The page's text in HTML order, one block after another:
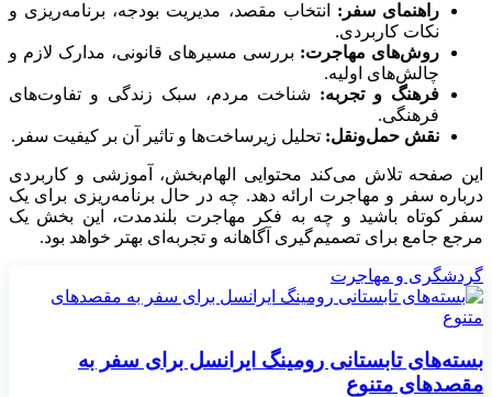
راهنمای سفر: انتخاب مقصد، مدیریت بودجه، برنامه‌ریزی و
نکات کاربردی.
روش‌های مهاجرت: بررسی مسیرهای قانونی، مدارک لازم و
چالش‌های اولیه.
فرهنگ و تجربه: شناخت مردم، سبک زندگی و تفاوت‌های
فرهنگی.
نقش حمل‌ونقل: تحلیل زیرساخت‌ها و تاثیر آن بر کیفیت سفر.
این صفحه تلاش می‌کند محتوایی الهام‌بخش، آموزشی و کاربردی
درباره سفر و مهاجرت ارائه دهد. چه در حال برنامه‌ریزی برای یک
سفر کوتاه باشید و چه به فکر مهاجرت بلندمدت، این بخش یک
مرجع جامع برای تصمیم‌گیری آگاهانه و تجربه‌ای بهتر خواهد بود.
گردشگری و مهاجرت
بسته‌های تابستانی رومینگ ایرانسل برای سفر به
مقصدهای متنوع